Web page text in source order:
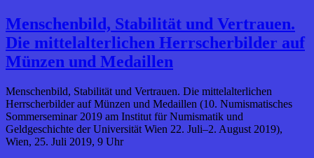
Menschenbild, Stabilität und Vertrauen.
Die mittelalterlichen Herrscherbilder auf
Münzen und Medaillen
Menschenbild, Stabilität und Vertrauen. Die mittelalterlichen
Herrscherbilder auf Münzen und Medaillen (10. Numismatisches
Sommerseminar 2019 am Institut für Numismatik und
Geldgeschichte der Universität Wien 22. Juli–2. August 2019),
Wien, 25. Juli 2019, 9 Uhr